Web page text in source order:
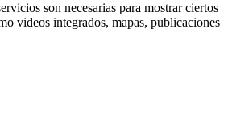
son necesarias para mostrar ciertos
videos integrados, mapas, publicaciones